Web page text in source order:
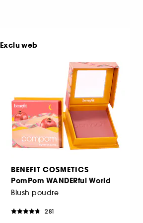
BENEFIT COSMETICS
PomPom WANDERful World
Blush poudre
281
Exclu web